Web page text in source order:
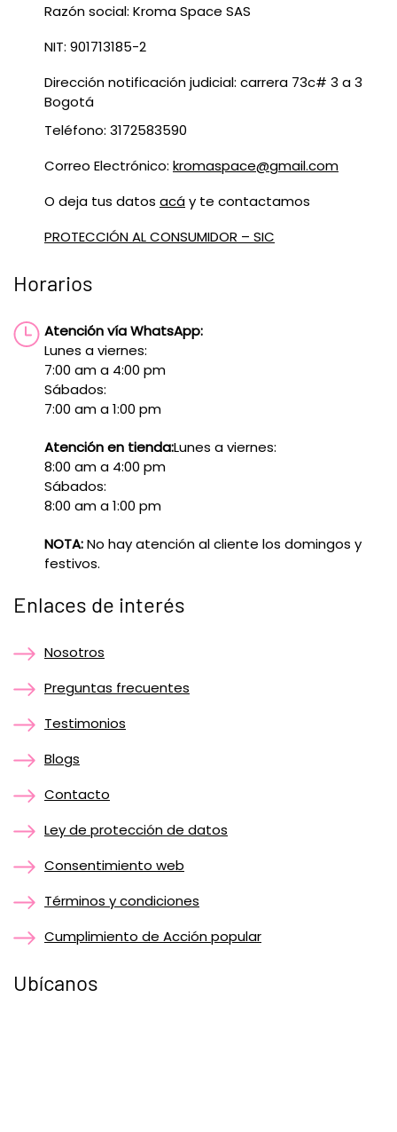
Razón social: Kroma Space SAS
NIT: 901713185-2
Dirección notificación judicial: carrera 73c# 3 a 3
Bogotá
Teléfono: 3172583590
Correo Electrónico: kromaspace@gmail.com
O deja tus datos acáy te contactamos
PROTECCIÓN AL CONSUMIDOR – SIC
Horarios
Atención vía WhatsApp:
Lunes a viernes:
7:00 am a 4:00 pm
Sábados:
7:00 am a 1:00 pm
Atención en tienda:Lunes a viernes:
8:00 am a 4:00 pm
Sábados:
8:00 am a 1:00 pm
NOTA:No hay atención al cliente los domingos y
festivos.
Enlaces de interés
Nosotros
Preguntas frecuentes
Testimonios
Blogs
Contacto
Ley de protección de datos
Consentimiento web
Términos y condiciones
Cumplimiento de Acción popular
Ubícanos